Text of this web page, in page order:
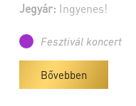
Jegyár: Ingyenes!
Fesztivál koncert
Bővebben